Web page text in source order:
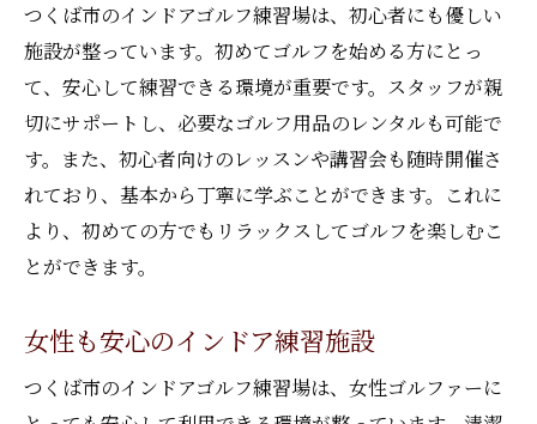
つくば市のインドアゴルフ練習場は、初心者にも優しい
施設が整っています。初めてゴルフを始める方にとっ
て、安心して練習できる環境が重要です。スタッフが親
切にサポートし、必要なゴルフ用品のレンタルも可能で
す。また、初心者向けのレッスンや講習会も随時開催さ
れており、基本から丁寧に学ぶことができます。これに
より、初めての方でもリラックスしてゴルフを楽しむこ
とができます。
女性も安心のインドア練習施設
つくば市のインドアゴルフ練習場は、女性ゴルファーに